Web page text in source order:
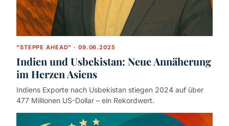
"STEPPE AHEAD" · 09.06.2025
Indien und Usbekistan: Neue Annäherung
im Herzen Asiens
Indiens Exporte nach Usbekistan stiegen 2024 auf über
477 Millionen US-Dollar – ein Rekordwert.